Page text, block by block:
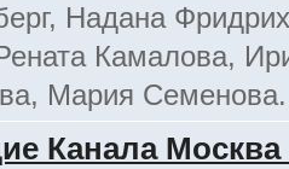
Надана
Камалова,
Мария Семенова.
Канала Москва